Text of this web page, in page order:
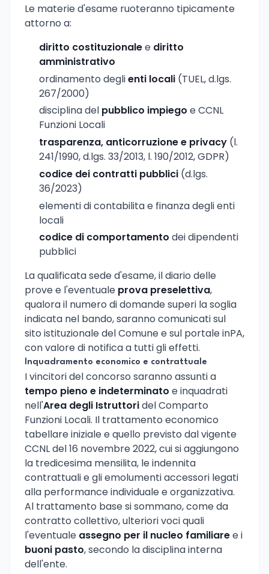
Le materie d'esame ruoteranno tipicamente
attorno a:
diritto costituzionalee diritto
amministrativo
ordinamento deglienti locali (TUEL, d.lgs.
267/2000)
disciplina del pubblico impiego e CCNL
Funzioni Locali
trasparenza, anticorruzione e privacy (l.
241/1990, d.lgs. 33/2013, l. 190/2012, GDPR)
codice dei contratti pubblici (d.lgs.
36/2023)
elementi di contabilita e finanza degli enti
locali
codice di comportamento dei dipendenti
pubblici
La qualificata sede d'esame, il diario delle
prove e l'eventuale prova preselettiva,
qualora il numero di domande superi la soglia
indicata nel bando, saranno comunicati sul
sito istituzionale del Comune e sul portale inPA,
con valore di notifica a tutti gli effetti.
Inquadramento economico e contrattuale
I vincitori del concorso saranno assunti a
tempo pieno e indeterminato e inquadrati
nell'Area degli Istruttoridel Comparto
Funzioni Locali. Il trattamento economico
tabellare iniziale e quello previsto dal vigente
CCNL del 16 novembre 2022, cui si aggiungono
la tredicesima mensilita, le indennita
contrattuali e gli emolumenti accessori legati
alla performance individuale e organizzativa.
Al trattamento base si sommano, come da
contratto collettivo, ulteriori voci quali
l'eventuale assegno per il nucleo familiaree i
buoni pasto, secondo la disciplina interna
dell'ente.